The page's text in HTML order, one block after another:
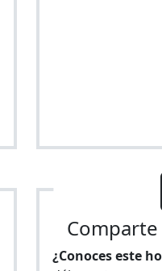
¿Conoces este